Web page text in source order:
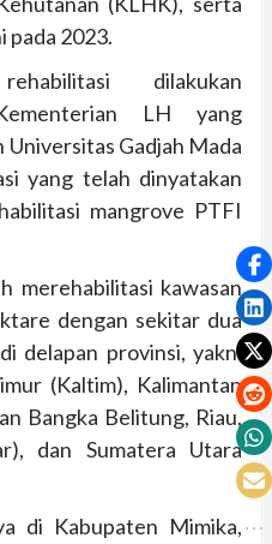
pada 2023.
dilakukan
LH yang
Gadjah Mada
yang telah dinyatakan
mangrove PTFI
merehabilitasi kawasan
dengan sekitar dua
delapan provinsi, yakni
(Kaltim), Kalimantan
Bangka Belitung, Riau,
dan Sumatera Utara
di Kabupaten Mimika,